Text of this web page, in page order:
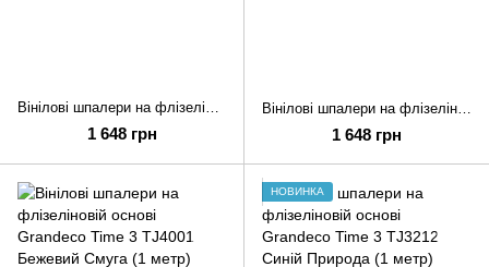
1 648 грн 1 648 грн
НОВИНКА